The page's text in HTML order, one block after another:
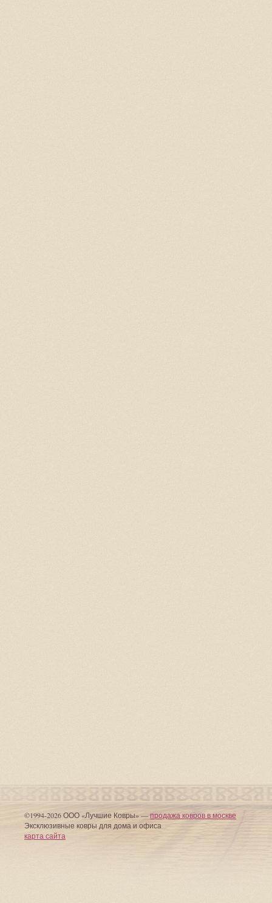
©1994-2026 ООО «Лучшие Ковры» —продажа ковров в москве
Эксклюзивные ковры для дома и офиса
карта сайта